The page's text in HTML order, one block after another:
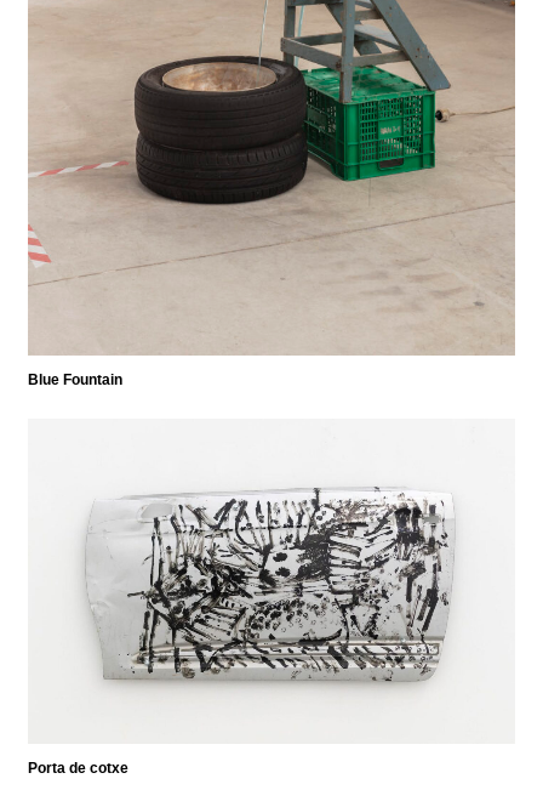
Blue Fountain
Porta de cotxe